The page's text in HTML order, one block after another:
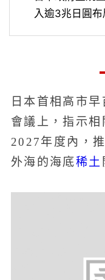
入逾3兆日圓布
日本首相高市
會議上，指示
2027年度內，
外海的海底稀土